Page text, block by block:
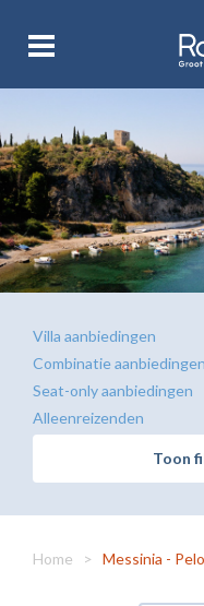
Villa aanbiedingen
Combinatie aanbiedingen
Seat-only aanbiedingen
Alleenreizenden
Toon
Home > Messinia -